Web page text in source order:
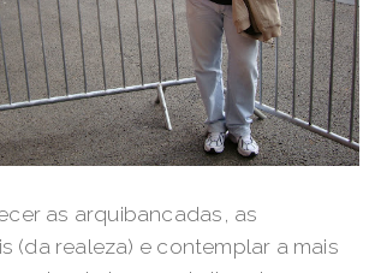
as arquibancadas, as
(da realeza) e contemplar a mais